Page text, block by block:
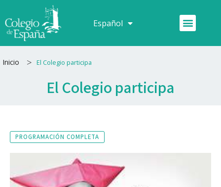
al
contenido
Español
Français Menú
Inicio > El Colegio participa
El Colegio participa
PROGRAMACIÓN COMPLETA